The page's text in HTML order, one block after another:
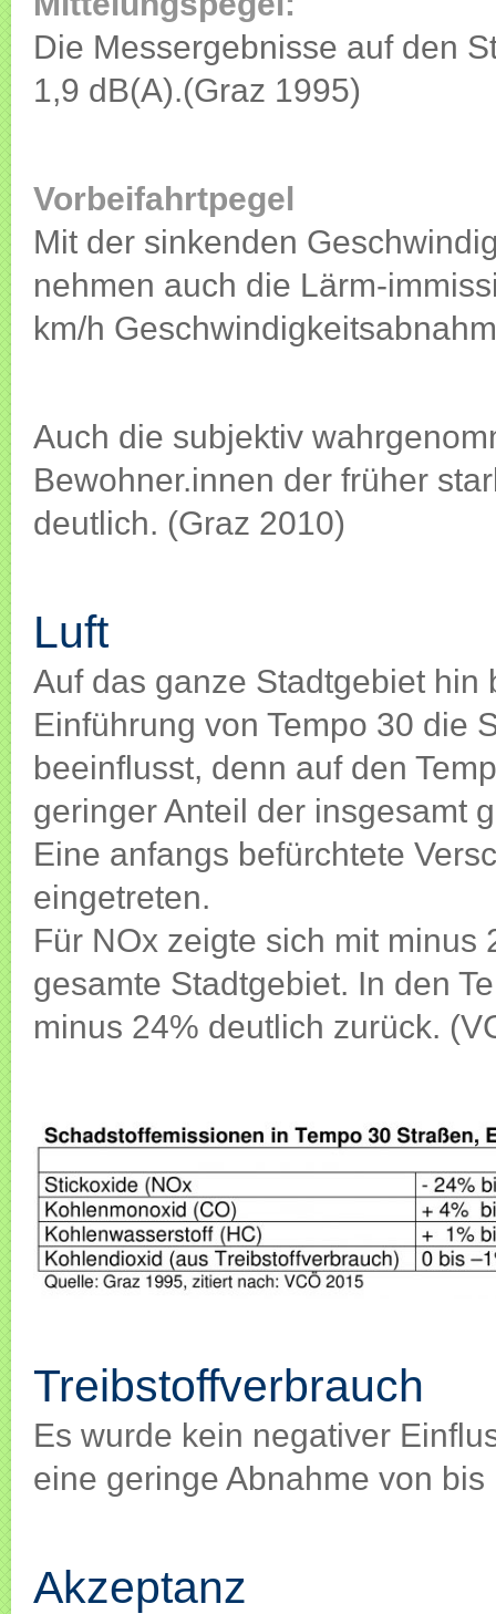
Die Messergebnisse auf den
1,9 dB(A).(Graz 1995)
Vorbeifahrtpegel
Mit der sinkenden
nehmen auch die Lärm-
km/h
Auch die subjektiv
Bewohner.innen der früher
deutlich. (Graz 2010)
Luft
Auf das ganze Stadtgebiet
Einführung von Tempo 30 die
beeinflusst, denn auf den
geringer Anteil der insgesamt
Eine anfangs befürchtete
eingetreten.
Für NOx zeigte sich mit
gesamte Stadtgebiet. In den
minus 24% deutlich zurück.
Treibstoffverbrauch
Es wurde kein negativer
eine geringe Abnahme von
Akzeptanz